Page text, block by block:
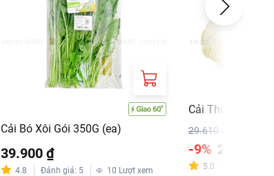
Cải Bó Xôi Gói 350G (ea)
39.900 ₫
4.8 Đánh giá: 5 10 Lượt xem
Cải Thảo 900G
29.610 ₫
-9% 26.910 ₫
5.0